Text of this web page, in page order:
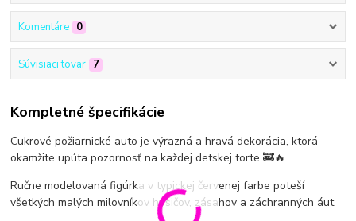
Komentáre 0
Súvisiaci tovar 7
Kompletné špecifikácie
Cukrové požiarnické auto je výrazná a hravá dekorácia, ktorá
okamžite upúta pozornosť na každej detskej torte 🚒🔥
Ručne modelovaná figúrka v typickej červenej farbe poteší
všetkých malých milovníkov hasičov, zásahov a záchranných áut.